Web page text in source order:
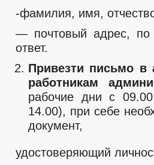
-фамилия, имя,
— почтовый адрес, по
ответ.
Привезти письмо в
работникам
рабочие дни с
14.00), при себе
документ,
удостоверяющий